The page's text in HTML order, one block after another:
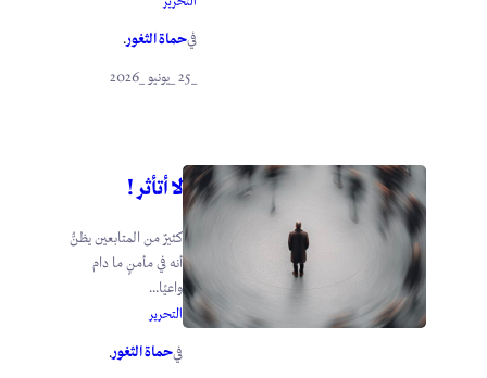
فيحماة الثغور.
لا أتأثر !
كثيرٌ من المتابعين يظنُّ
أنه في مأمنٍ ما دام
واعيًا...
التحرير
فيحماة الثغور.